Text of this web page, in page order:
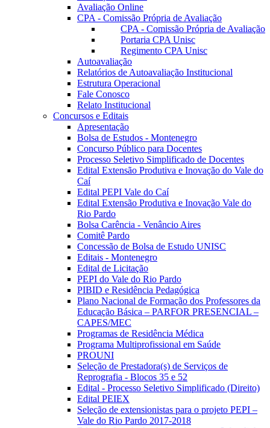
Avaliação Online
CPA - Comissão Própria de Avaliação
CPA - Comissão Própria de Avaliação
Portaria CPA Unisc
Regimento CPA Unisc
Autoavaliação
Relatórios de Autoavaliação Institucional
Estrutura Operacional
Fale Conosco
Relato Institucional
Concursos e Editais
Apresentação
Bolsa de Estudos - Montenegro
Concurso Público para Docentes
Processo Seletivo Simplificado de Docentes
Edital Extensão Produtiva e Inovação do Vale do
Caí
Edital PEPI Vale do Caí
Edital Extensão Produtiva e Inovação Vale do
Rio Pardo
Bolsa Carência - Venâncio Aires
Comitê Pardo
Concessão de Bolsa de Estudo UNISC
Editais - Montenegro
Edital de Licitação
PEPI do Vale do Rio Pardo
PIBID e Residência Pedagógica
Plano Nacional de Formação dos Professores da
Educação Básica – PARFOR PRESENCIAL –
CAPES/MEC
Programas de Residência Médica
Programa Multiprofissional em Saúde
PROUNI
Seleção de Prestadora(s) de Serviços de
Reprografia - Blocos 35 e 52
Edital - Processo Seletivo Simplificado (Direito)
Edital PEIEX
Seleção de extensionistas para o projeto PEPI –
Vale do Rio Pardo 2017-2018